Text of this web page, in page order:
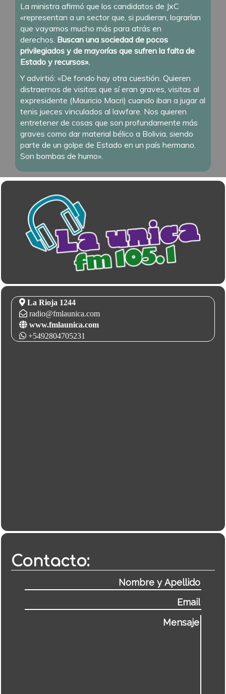
La ministra afirmó que los candidatos de JxC
«representan a un sector que, si pudieran, lograrían
que vayamos mucho más para atrás en
derechos. Buscan una sociedad de pocos
privilegiados y de mayorías que sufren la falta de
Estado y recursos».
Y advirtió: «De fondo hay otra cuestión. Quieren
distraernos de visitas que sí eran graves, visitas al
expresidente (Mauricio Macri) cuando iban a jugar al
tenis jueces vinculados al lawfare. Nos quieren
entretener de cosas que son profundamente más
graves como dar material bélico a Bolivia, siendo
parte de un golpe de Estado en un país hermano.
Son bombas de humo».
La Rioja 1244
radio@fmlaunica.com
www.fmlaunica.com
+5492804705231
Contacto: